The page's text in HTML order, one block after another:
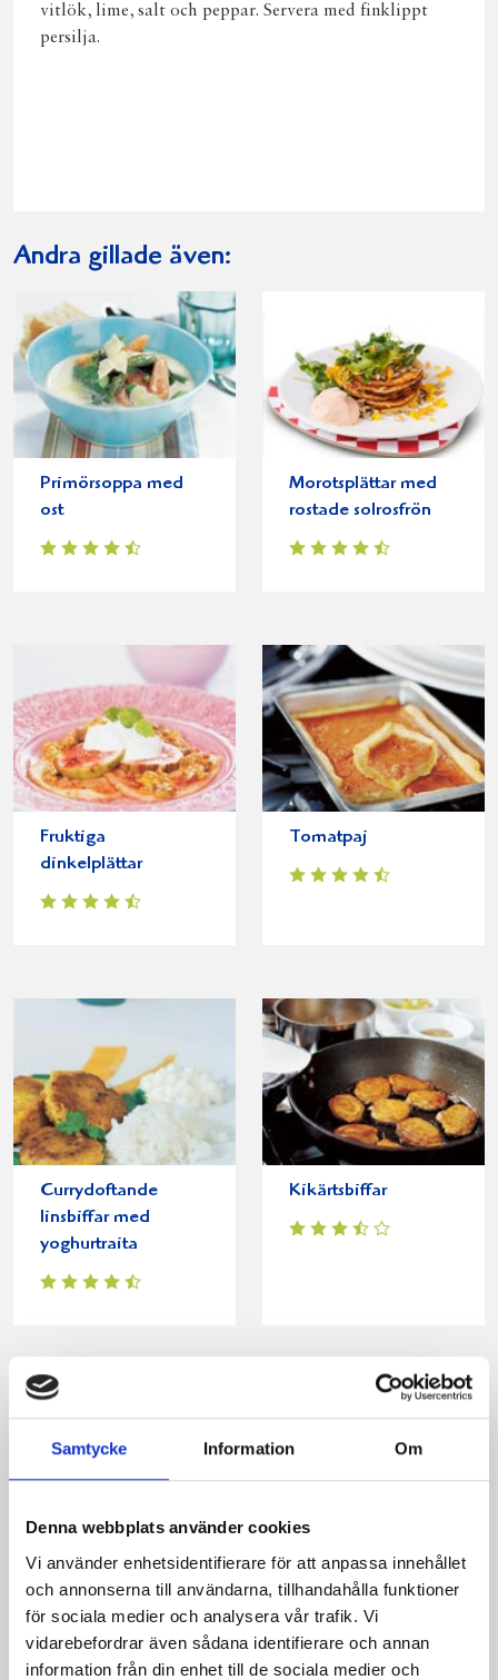
Samtycke Information Om
Denna webbplats använder cookies
Vi använder enhetsidentifierare för att anpassa innehållet
och annonserna till användarna, tillhandahålla funktioner
för sociala medier och analysera vår trafik. Vi
vidarebefordrar även sådana identifierare och annan
information från din enhet till de sociala medier och
vitlök, lime, salt och peppar. Servera med finklippt
persilja.
Andra gillade även:
Primörsoppa med
ost
Morotsplättar med
rostade solrosfrön
Fruktiga
dinkelplättar
Tomatpaj
Currydoftande
linsbiffar med
yoghurtraita
Kikärtsbiffar
Piroger med spenat
och ris
Matvåfflor med
örtkräm